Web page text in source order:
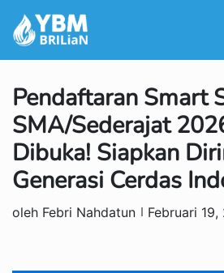
Pendaftaran Smart
SMA/Sederajat
Dibuka! Siapkan
Generasi Cerdas
oleh Febri Nahdatun Februari 19,